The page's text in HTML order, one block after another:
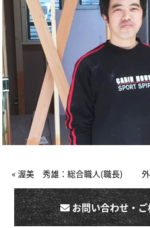
« 渥美 秀雄：総合職人(職長)
お問い合わせ・ご